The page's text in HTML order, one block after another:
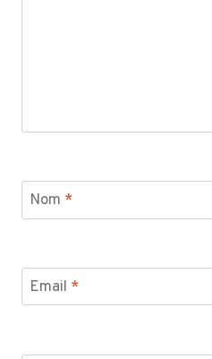
Nom *
Email *